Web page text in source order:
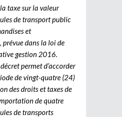
taxe sur la valeur
de transport public
et
prévue dans la loi de
gestion 2016.
permet d’accorder
de vingt-quatre (24)
des droits et taxes de
de quatre
de transports